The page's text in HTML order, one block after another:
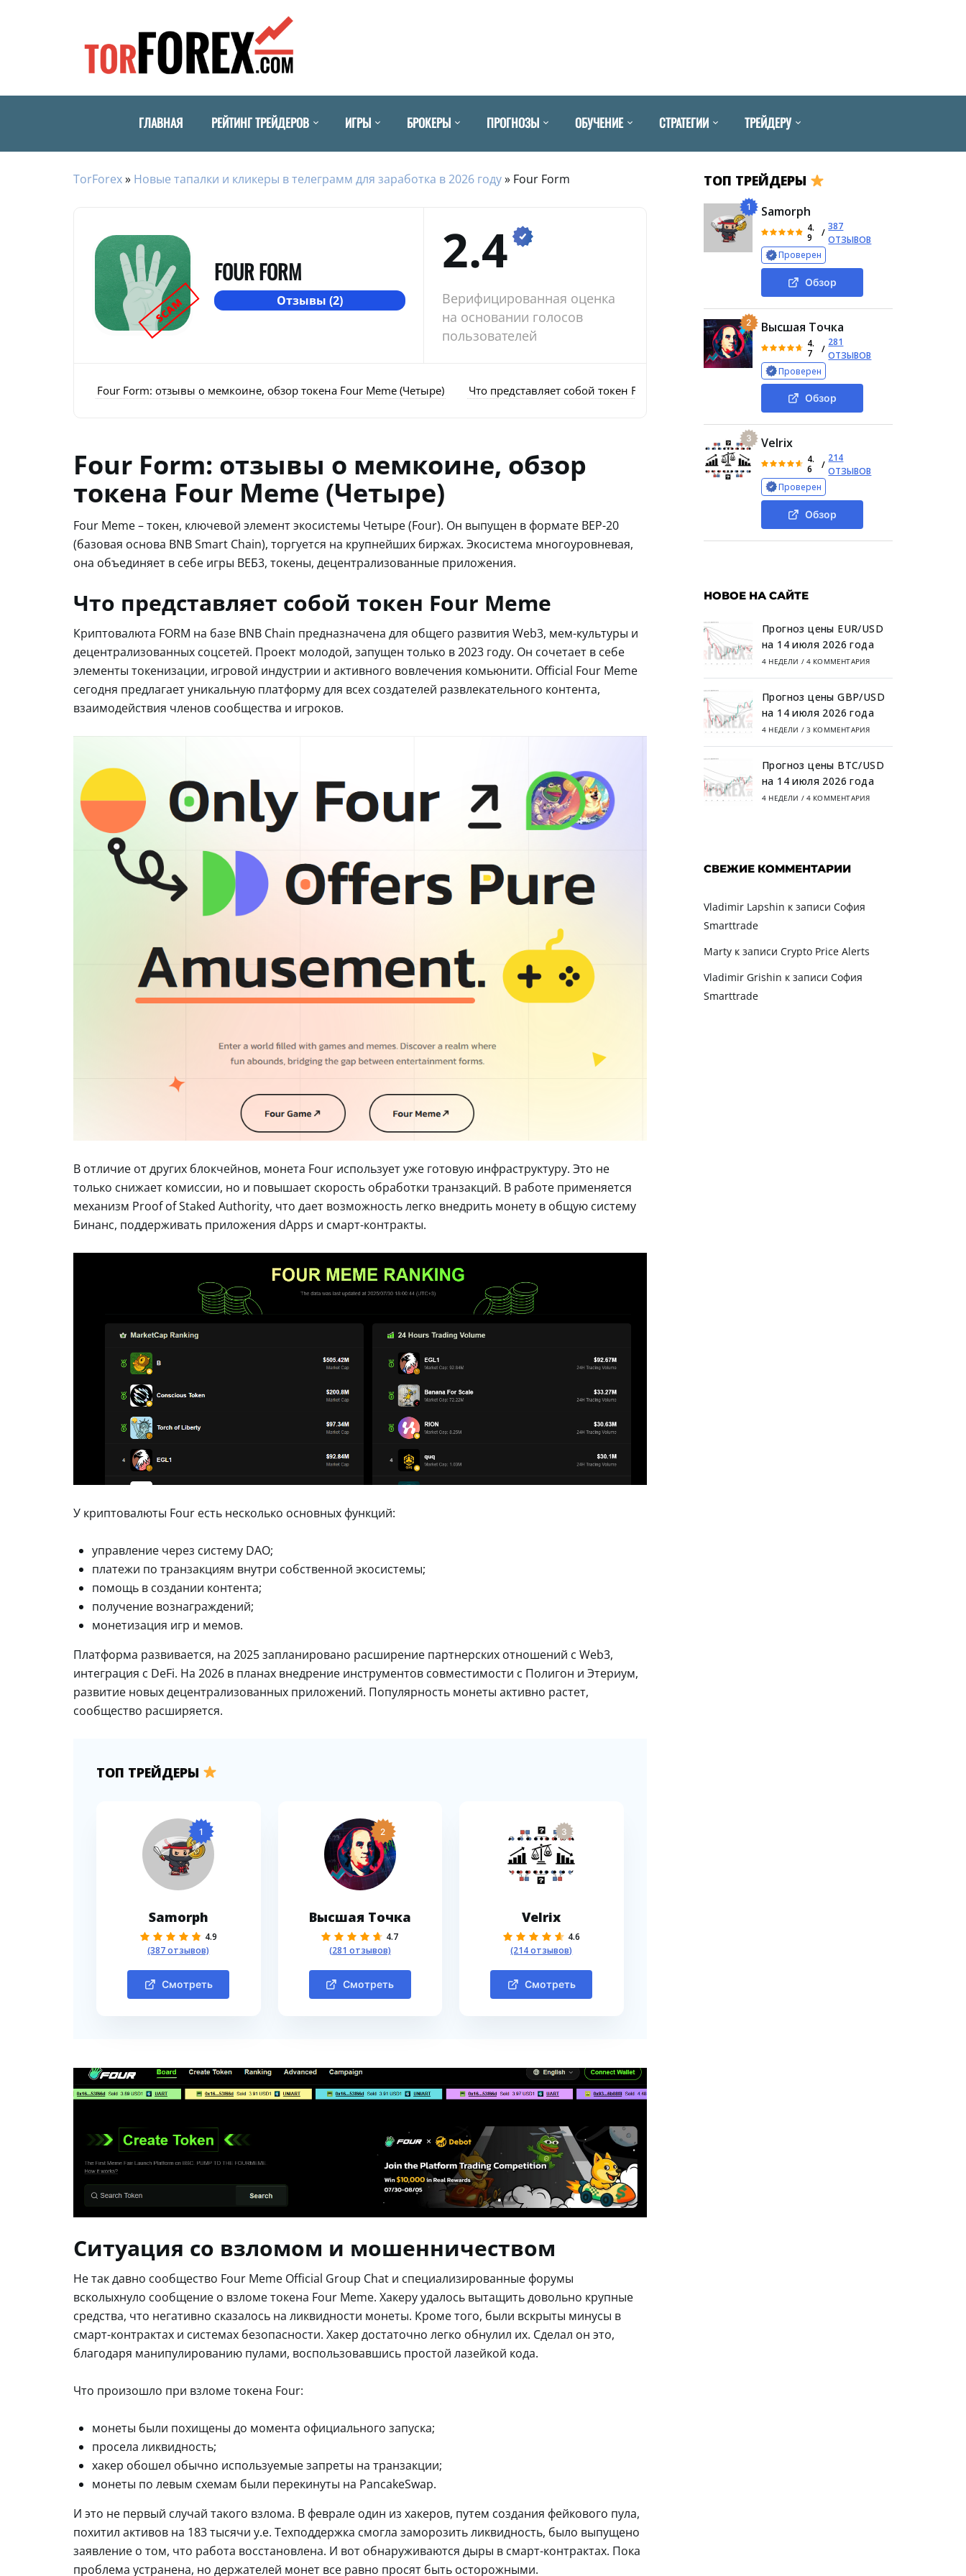
ГЛАВНАЯ РЕЙТИНГ ТРЕЙДЕРОВ ИГРЫ БРОКЕРЫ ПРОГНОЗЫ ОБУЧЕНИЕ СТРАТЕГИИ ТРЕЙДЕРУ
TorForex» Новые тапалки и кликеры в телеграмм для заработка в 2026 году» Four Form
SCAM
FOUR FORM
Отзывы (2)
2.4
Верифицированная оценка
на основании голосов
пользователей
Four Form: отзывы о мемкоине, обзор токена Four Meme (Четыре) Что представляет собой токен Four Meme Ситуация со взломом и мошенничеством
Four Form: отзывы о мемкоине, обзор
токена Four Meme (Четыре)
Four Meme – токен, ключевой элемент экосистемы Четыре (Four). Он выпущен в формате BEP-20
(базовая основа BNB Smart Chain), торгуется на крупнейших биржах. Экосистема многоуровневая,
она объединяет в себе игры ВЕБ3, токены, децентрализованные приложения.
Что представляет собой токен Four Meme
Криптовалюта FORM на базе BNB Chain предназначена для общего развития Web3, мем-культуры и
децентрализованных соцсетей. Проект молодой, запущен только в 2023 году. Он сочетает в себе
элементы токенизации, игровой индустрии и активного вовлечения комьюнити. Official Four Meme
сегодня предлагает уникальную платформу для всех создателей развлекательного контента,
взаимодействия членов сообщества и игроков.
В отличие от других блокчейнов, монета Four использует уже готовую инфраструктуру. Это не
только снижает комиссии, но и повышает скорость обработки транзакций. В работе применяется
механизм Proof of Staked Authority, что дает возможность легко внедрить монету в общую систему
Бинанс, поддерживать приложения dApps и смарт-контракты.
У криптовалюты Four есть несколько основных функций:
управление через систему DAO;
платежи по транзакциям внутри собственной экосистемы;
помощь в создании контента;
получение вознаграждений;
монетизация игр и мемов.
Платформа развивается, на 2025 запланировано расширение партнерских отношений с Web3,
интеграция с DeFi. На 2026 в планах внедрение инструментов совместимости с Полигон и Этериум,
развитие новых децентрализованных приложений. Популярность монеты активно растет,
сообщество расширяется.
ТОП ТРЕЙДЕРЫ
1
Samorph
4.9
(387 отзывов)
Смотреть
2
Высшая Точка
4.7
(281 отзывов)
Смотреть
3
Velrix
4.6
(214 отзывов)
Смотреть
Ситуация со взломом и мошенничеством
Не так давно сообщество Four Meme Official Group Chat и специализированные форумы
всколыхнуло сообщение о взломе токена Four Meme. Хакеру удалось вытащить довольно крупные
средства, что негативно сказалось на ликвидности монеты. Кроме того, были вскрыты минусы в
смарт-контрактах и системах безопасности. Хакер достаточно легко обнулил их. Сделал он это,
благодаря манипулированию пулами, воспользовавшись простой лазейкой кода.
Что произошло при взломе токена Four:
монеты были похищены до момента официального запуска;
просела ликвидность;
хакер обошел обычно используемые запреты на транзакции;
монеты по левым схемам были перекинуты на PancakeSwap.
И это не первый случай такого взлома. В феврале один из хакеров, путем создания фейкового пула,
похитил активов на 183 тысячи у.е. Техподдержка смогла заморозить ликвидность, было выпущено
заявление о том, что работа восстановлена. И вот обнаруживаются дыры в смарт-контрактах. Пока
проблема устранена, но держателей монет все равно просят быть осторожными.
ТОП ТРЕЙДЕРЫ
1 Samorph
4.
9
/
387
ОТЗЫВОВ
Проверен
Обзор
2 Высшая Точка
4.
7
/
281
ОТЗЫВОВ
Проверен
Обзор
3 Velrix
4.
6
/
214
ОТЗЫВОВ
Проверен
Обзор
НОВОЕ НА САЙТЕ
Прогноз цены EUR/USD
на 14 июля 2026 года
4 НЕДЕЛИ / 4 КОММЕНТАРИЯ
Прогноз цены GBP/USD
на 14 июля 2026 года
4 НЕДЕЛИ / 3 КОММЕНТАРИЯ
Прогноз цены BTC/USD
на 14 июля 2026 года
4 НЕДЕЛИ / 4 КОММЕНТАРИЯ
СВЕЖИЕ КОММЕНТАРИИ
Vladimir Lapshin к записи София
Smarttrade
Martyк записи Crypto Price Alerts
Vladimir Grishin к записи София
Smarttrade